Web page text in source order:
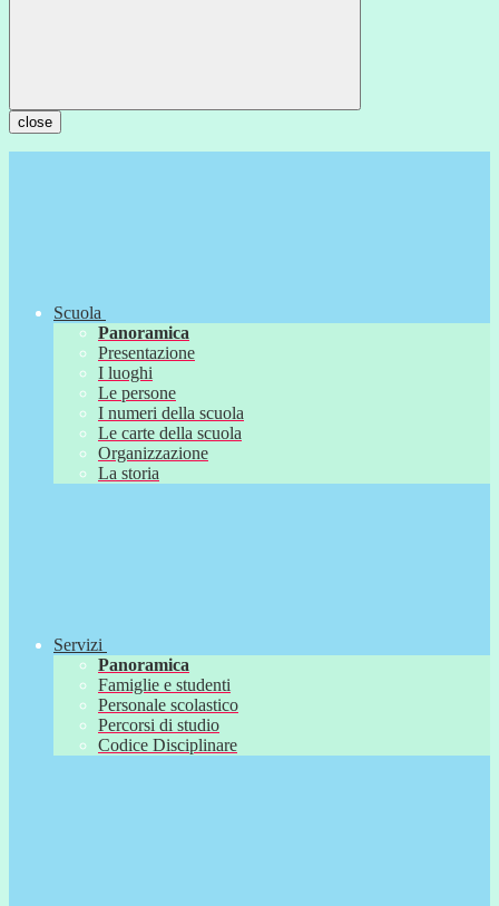
close
Scuola
Panoramica
Presentazione
I luoghi
Le persone
I numeri della scuola
Le carte della scuola
Organizzazione
La storia
Servizi
Panoramica
Famiglie e studenti
Personale scolastico
Percorsi di studio
Codice Disciplinare